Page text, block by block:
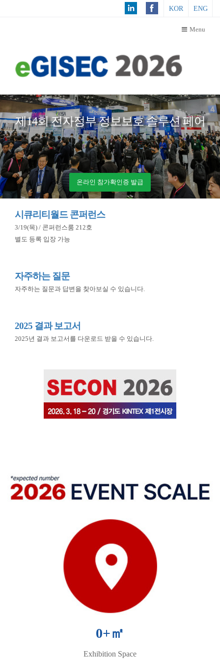
KOR ENG
Menu
제14회 전자정부 정보보호 솔루션 페어
온라인 참가확인증 발급
시큐리티월드 콘퍼런스
3/19(목) / 콘퍼런스룸 212호
별도 등록 입장 가능
자주하는 질문
자주하는 질문과 답변을 찾아보실 수 있습니다.
2025 결과 보고서
2025년 결과 보고서를 다운로드 받을 수 있습니다.
0+㎡
Exhibition Space